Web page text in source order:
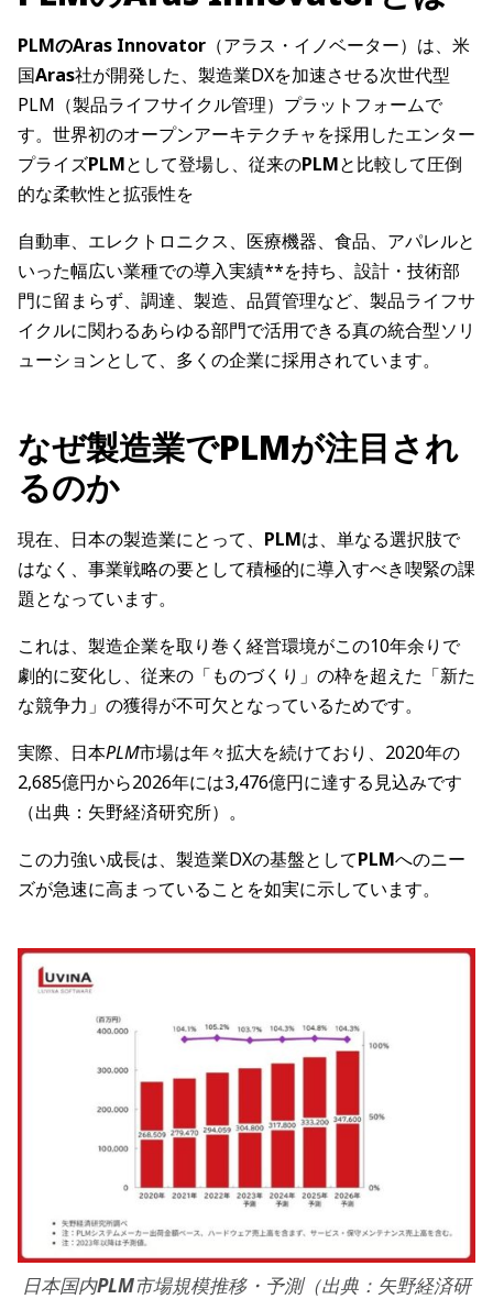
PLMのAras Innovator （アラス・イノベーター）は、米
国Aras社が開発した、製造業DXを加速させる次世代型
PLM（製品ライフサイクル管理）プラットフォームで
す。世界初のオープンアーキテクチャを採用したエンター
プライズPLMとして登場し、従来のPLMと比較して圧倒
的な柔軟性と拡張性を
自動車、エレクトロニクス、医療機器、食品、アパレルと
いった幅広い業種での導入実績**を持ち、設計・技術部
門に留まらず、調達、製造、品質管理など、製品ライフサ
イクルに関わるあらゆる部門で活用できる真の統合型ソリ
ューションとして、多くの企業に採用されています。
なぜ製造業でPLMが注目され
るのか
現在、日本の製造業にとって、 PLMは、単なる選択肢で
はなく、事業戦略の要として積極的に導入すべき喫緊の課
題となっています。
これは、製造企業を取り巻く経営環境がこの10年余りで
劇的に変化し、従来の「ものづくり」の枠を超えた「新た
な競争力」の獲得が不可欠となっているためです。
実際、日本PLM市場は年々拡大を続けており、2020年の
2,685億円から2026年には3,476億円に達する見込みです
（出典：矢野経済研究所）。
この力強い成長は、製造業DXの基盤としてPLMへのニー
ズが急速に高まっていることを如実に示しています。
日本国内PLM市場規模推移・予測（出典：矢野経済研